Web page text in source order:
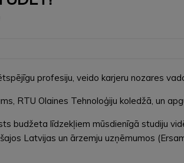
profesiju, veido karjeru nozares
RTU Olaines Tehnoloģiju koledžā, un
budžeta līdzekļiem mūsdienīgā studiju
Latvijas un ārzemju uzņēmumos